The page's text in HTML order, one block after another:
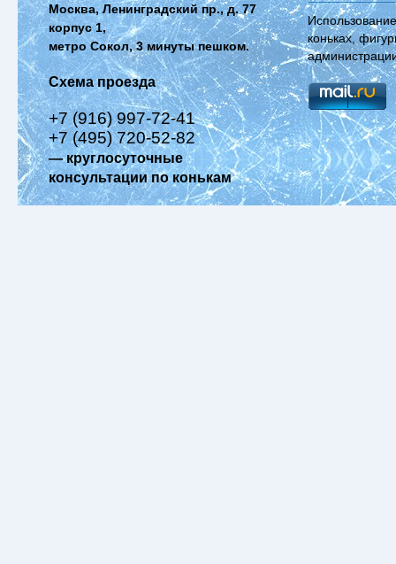
Москва, Ленинградский пр., д. 77
корпус 1,
метро Сокол, 3 минуты пешком.
Схема проезда
+7 (916) 997-72-41
+7 (495) 720-52-82
— круглосуточные
консультации по конькам
коньках,